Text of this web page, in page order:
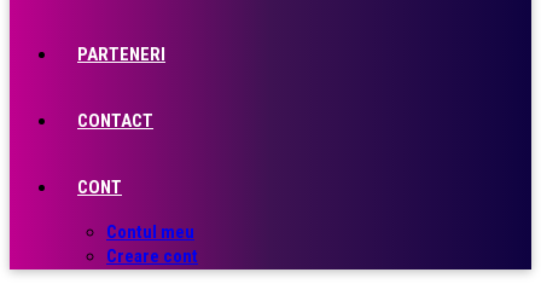
PARTENERI
CONTACT
CONT
Contul meu
Creare cont